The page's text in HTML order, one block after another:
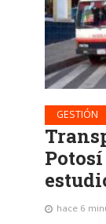
GESTIÓN
hace 6